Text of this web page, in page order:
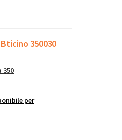
Bticino 350030
350
per